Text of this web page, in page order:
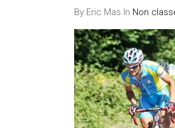
By Eric Mas In Non